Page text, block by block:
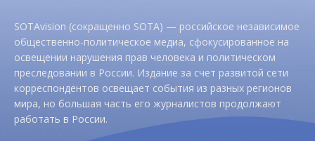
SOTAvision (сокращенно SOTA) — российское независимое
общественно-политическое медиа, сфокусированное на
освещении нарушения прав человека и политическом
преследовании в России. Издание за счет развитой сети
корреспондентов освещает события из разных регионов
мира, но большая часть его журналистов продолжают
работать в России.